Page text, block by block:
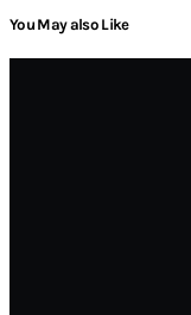
You May also Like